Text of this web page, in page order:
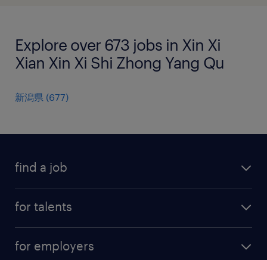
Explore over 673 jobs in Xin Xi
Xian Xin Xi Shi Zhong Yang Qu
新潟県 (677)
find a job
for talents
professional career
for employers